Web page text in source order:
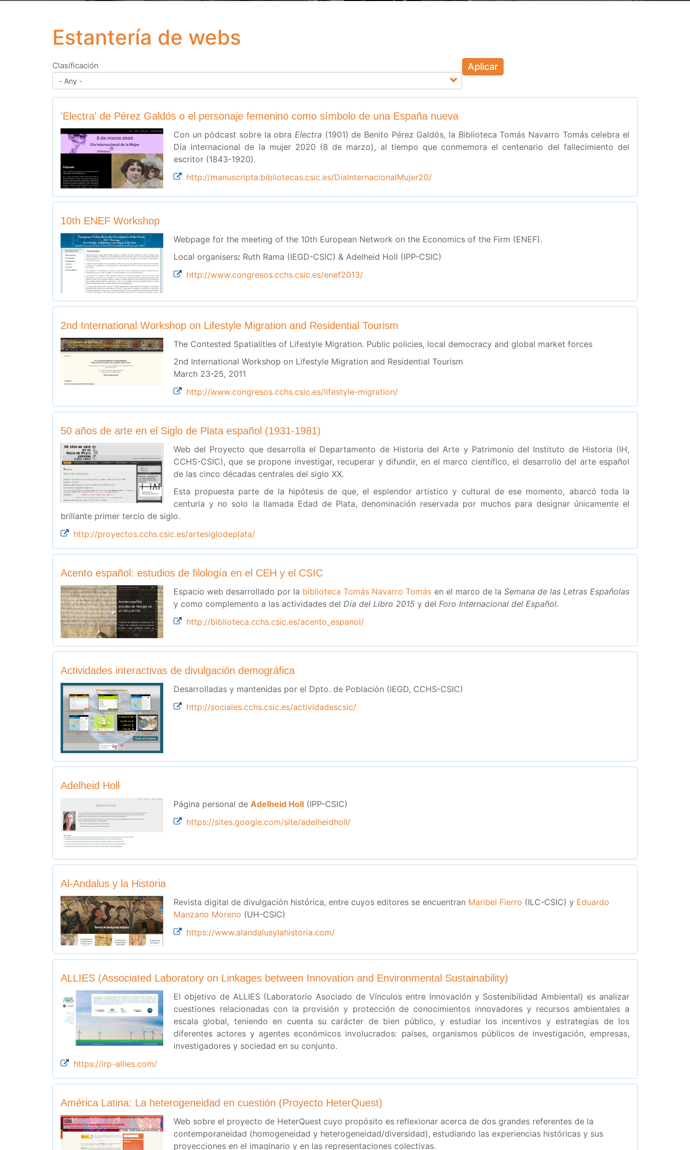
Estantería de webs
Clasificación Aplicar
'Electra' de Pérez Galdós o el personaje femenino como símbolo de una España nueva
Con un pódcast sobre la obra Electra (1901) de Benito Pérez Galdós, la Biblioteca Tomás Navarro Tomás celebra el
Día internacional de la mujer 2020 (8 de marzo), al tiempo que conmemora el centenario del fallecimiento del
escritor (1843-1920).
http://manuscripta.bibliotecas.csic.es/DiaInternacionalMujer20/
10th ENEF Workshop
Webpage for the meeting of the 10th European Network on the Economics of the Firm (ENEF).
Local organisers: Ruth Rama (IEGD-CSIC) & Adelheid Holl (IPP-CSIC)
http://www.congresos.cchs.csic.es/enef2013/
2nd International Workshop on Lifestyle Migration and Residential Tourism
The Contested Spatialities of Lifestyle Migration. Public policies, local democracy and global market forces
2nd International Workshop on Lifestyle Migration and Residential Tourism
March 23-25, 2011
http://www.congresos.cchs.csic.es/lifestyle-migration/
50 años de arte en el Siglo de Plata español (1931-1981)
Web del Proyecto que desarrolla el Departamento de Historia del Arte y Patrimonio del Instituto de Historia (IH,
CCHS-CSIC), que se propone investigar, recuperar y difundir, en el marco científico, el desarrollo del arte español
de las cinco décadas centrales del siglo XX.
Esta propuesta parte de la hipótesis de que, el esplendor artístico y cultural de ese momento, abarcó toda la
centuria y no solo la llamada Edad de Plata, denominación reservada por muchos para designar únicamente el
brillante primer tercio de siglo.
http://proyectos.cchs.csic.es/artesiglodeplata/
Acento español: estudios de filología en el CEH y el CSIC
Espacio web desarrollado por la biblioteca Tomás Navarro Tomás en el marco de la Semana de las Letras Españolas
y como complemento a las actividades del Día del Libro 2015 y del Foro Internacional del Español.
http://biblioteca.cchs.csic.es/acento_espanol/
Actividades interactivas de divulgación demográfica
Desarrolladas y mantenidas por el Dpto. de Población (IEGD, CCHS-CSIC)
http://sociales.cchs.csic.es/actividadescsic/
Adelheid Holl
Página personal de Adelheid Holl (IPP-CSIC)
https://sites.google.com/site/adelheidholl/
Al-Andalus y la Historia
Revista digital de divulgación histórica, entre cuyos editores se encuentran Maribel Fierro (ILC-CSIC) y Eduardo
Manzano Moreno (UH-CSIC)
https://www.alandalusylahistoria.com/
ALLIES (Associated Laboratory on Linkages between Innovation and Environmental Sustainability)
El objetivo de ALLIES (Laboratorio Asociado de Vínculos entre Innovación y Sostenibilidad Ambiental) es analizar
cuestiones relacionadas con la provisión y protección de conocimientos innovadores y recursos ambientales a
escala global, teniendo en cuenta su carácter de bien público, y estudiar los incentivos y estrategias de los
diferentes actores y agentes económicos involucrados: países, organismos públicos de investigación, empresas,
investigadores y sociedad en su conjunto.
https://irp-allies.com/
América Latina: La heterogeneidad en cuestión (Proyecto HeterQuest)
Web sobre el proyecto de HeterQuest cuyo propósito es reflexionar acerca de dos grandes referentes de la
contemporaneidad (homogeneidad y heterogeneidad/diversidad), estudiando las experiencias históricas y sus
proyecciones en el imaginario y en las representaciones colectivas.